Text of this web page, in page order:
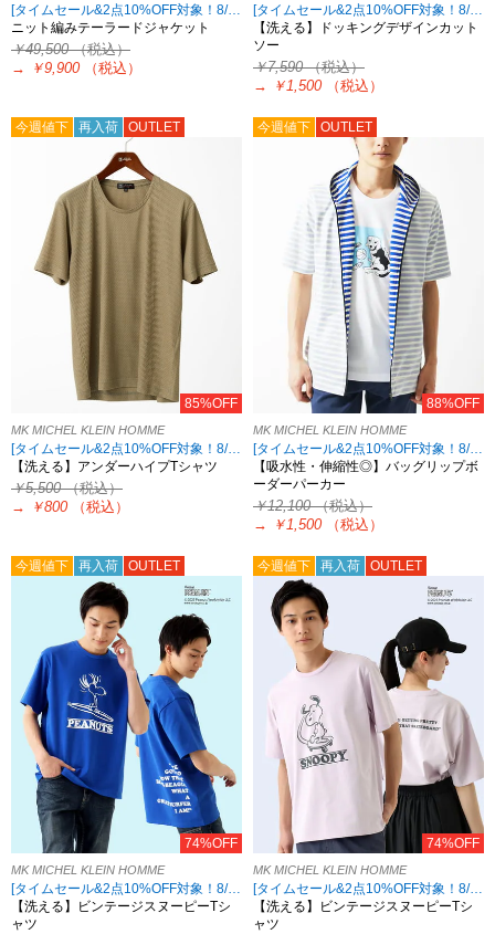
[タイムセール&2点10%OFF対象！8/17 8:59まで アウトレット限定]
ニット編みテーラードジャケット
￥49,500（税込）
→
￥9,900 （税込）
[タイムセール&2点10%OFF対象！8/17 8:59まで アウトレット限定]
【洗える】ドッキングデザインカット
ソー
￥7,590（税込）
→
￥1,500 （税込）
今週値下 再入荷 OUTLET
85%OFF
MK MICHEL KLEIN HOMME
[タイムセール&2点10%OFF対象！8/17 8:59まで アウトレット限定]
【洗える】アンダーハイプTシャツ
￥5,500（税込）
→
￥800 （税込）
今週値下 OUTLET
88%OFF
MK MICHEL KLEIN HOMME
[タイムセール&2点10%OFF対象！8/17 8:59まで アウトレット限定]
【吸水性・伸縮性◎】バッグリップボ
ーダーパーカー
￥12,100（税込）
→
￥1,500 （税込）
今週値下 再入荷 OUTLET
74%OFF
MK MICHEL KLEIN HOMME
[タイムセール&2点10%OFF対象！8/17 8:59まで アウトレット限定]
【洗える】ビンテージスヌーピーTシ
ャツ
今週値下 再入荷 OUTLET
74%OFF
MK MICHEL KLEIN HOMME
[タイムセール&2点10%OFF対象！8/17 8:59まで アウトレット限定]
【洗える】ビンテージスヌーピーTシ
ャツ